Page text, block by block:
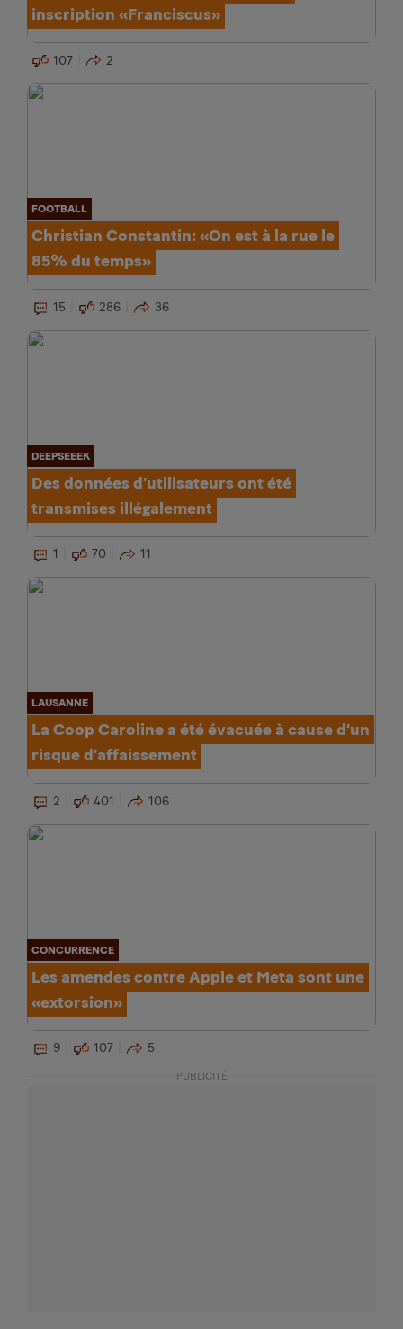
inscription «Franciscus»
107 2
FOOTBALL
Christian Constantin: «On est à la rue le
85% du temps»
15 286 36
DEEPSEEEK
Des données d’utilisateurs ont été
transmises illégalement
1 70 11
LAUSANNE
La Coop Caroline a été évacuée à cause d’un
risque d’affaissement
2 401 106
CONCURRENCE
Les amendes contre Apple et Meta sont une
«extorsion»
9 107 5
PUBLICITÉ